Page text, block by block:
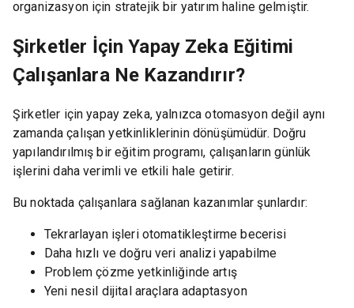
organizasyon için stratejik bir yatırım haline gelmiştir.
Şirketler İçin Yapay Zeka Eğitimi
Çalışanlara Ne Kazandırır?
Şirketler için yapay zeka, yalnızca otomasyon değil aynı
zamanda çalışan yetkinliklerinin dönüşümüdür. Doğru
yapılandırılmış bir eğitim programı, çalışanların günlük
işlerini daha verimli ve etkili hale getirir.
Bu noktada çalışanlara sağlanan kazanımlar şunlardır:
Tekrarlayan işleri otomatikleştirme becerisi
Daha hızlı ve doğru veri analizi yapabilme
Problem çözme yetkinliğinde artış
Yeni nesil dijital araçlara adaptasyon